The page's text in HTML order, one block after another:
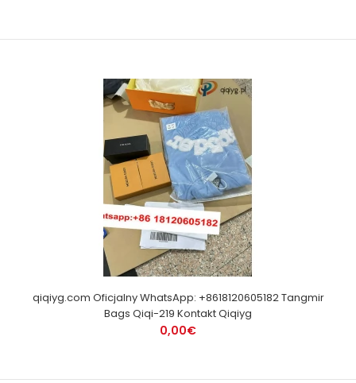
qiqiyg.com Oficjalny WhatsApp: +8618120605182 Tangmir
Bags Qiqi-219 Kontakt Qiqiyg
0,00€